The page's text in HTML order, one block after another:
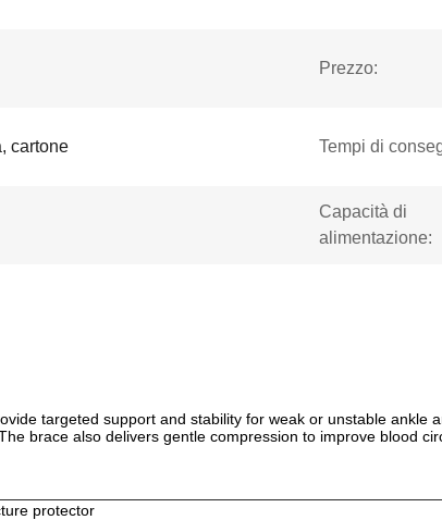
Prezzo:
cartone Tempi di
Capacità di
alimentazione:
targeted support and stability for weak or unstable
brace also delivers gentle compression to improve blood
protector